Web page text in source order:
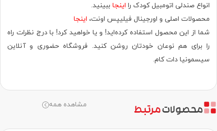
انواع صندلی اتومبیل کودک را اینجا ببینید.
محصولات اصلی و اورجینال فیلیپس اونت، اینجا
شما از این محصول استفاده کرده‌اید! و یا خواهید کرد! با درج نظرات راه
را برای هم نوعان خودتان روشن کنید. فروشگاه حضوری‌ و آنلاین
سیسمونیا دات کام.
محصولاتمرتبط مشاهده همه